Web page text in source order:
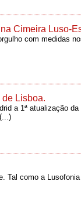
Cimeira Luso-
com medidas
de Lisboa.
a 1ª atualização
(...)
Tal como a